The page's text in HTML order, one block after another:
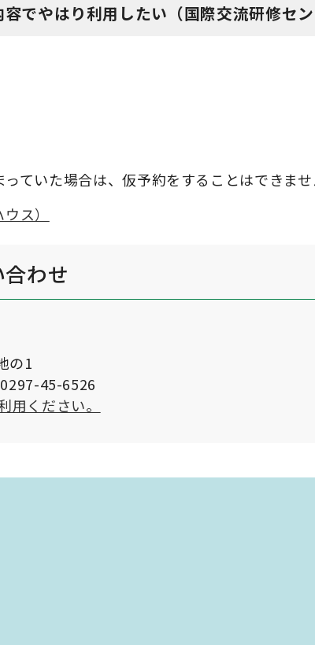
でやはり利用したい（国際交流研修セン
ていた場合は、仮予約をすることはできませ
ス）
わせ
の1
45-6526
用ください。